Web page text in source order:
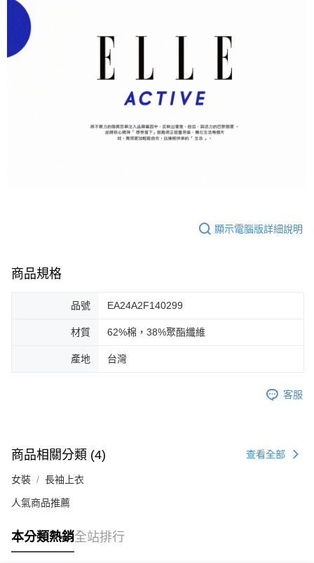
顯示電腦版詳細說明
商品規格
品號 EA24A2F140299
材質 62%棉，38%聚酯纖維
產地 台灣
客服
商品相關分類 (4) 查看全部
女裝 長袖上衣
人氣商品推薦
本分類熱銷全站排行